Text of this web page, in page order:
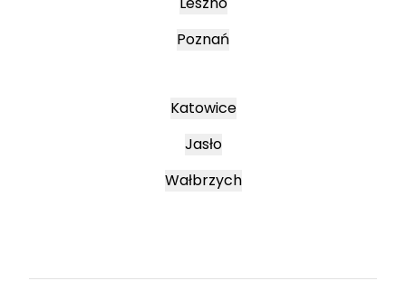
Poznań
Katowice
Jasło
Wałbrzych